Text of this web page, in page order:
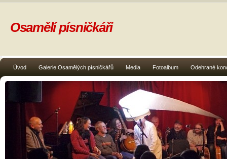
Úvod Galerie Osamělých písničkářů Media Fotoalbum Odehrané
Osamělí písničkáři